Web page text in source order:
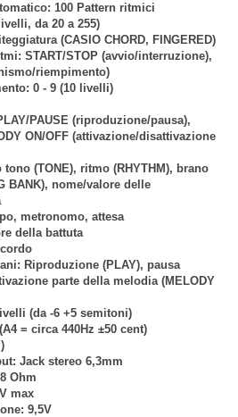
100 Pattern ritmici
da 20 a 255)
(CASIO CHORD, FINGERED)
START/STOP (avvio/interruzione),
riempimento)
0 - 9 (10 livelli)
PAUSE (riproduzione/pausa),
ON/OFF (attivazione/disattivazione
(TONE), ritmo (RHYTHM), brano
BANK), nome/valore delle
metronomo, attesa
della battuta
Riproduzione (PLAY), pausa
parte della melodia (MELODY
(da -6 +5 semitoni)
= circa 440Hz ±50 cent)
Jack stereo 6,3mm
Ohm
max
9,5V